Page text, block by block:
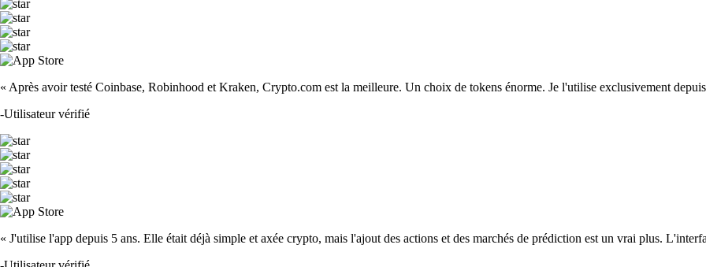
« Après avoir testé Coinbase, Robinhood et Kraken, Crypto.com est la meilleure. Un choix de tokens énorme. Je l'utilise exclusivement
-Utilisateur vérifié
« J'utilise l'app depuis 5 ans. Elle était déjà simple et axée crypto, mais l'ajout des actions et des marchés de prédiction est un vrai plus.